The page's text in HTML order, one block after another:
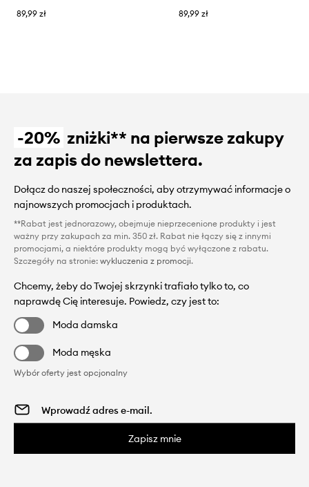
89,99 zł
89,99 zł
-20% zniżki** na pierwsze zakupy
za zapis do newslettera.
Dołącz do naszej społeczności, aby otrzymywać informacje o
najnowszych promocjach i produktach.
**Rabat jest jednorazowy, obejmuje nieprzecenione produkty i jest
ważny przy zakupach za min. 350 zł. Rabat nie łączy się z innymi
promocjami, a niektóre produkty mogą być wyłączone z rabatu.
Szczegóły na stronie: wykluczenia z promocji.
Chcemy, żeby do Twojej skrzynki trafiało tylko to, co
naprawdę Cię interesuje. Powiedz, czy jest to:
Moda damska
Moda męska
Wybór oferty jest opcjonalny
Zapisz mnie